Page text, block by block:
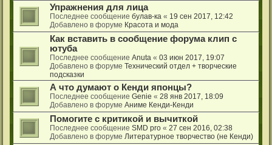
Упражнения для лица
Последнее сообщение булав-ка « 19 сен 2017, 12:42
Добавлено в форуме Красота и мода
Как вставить в сообщение форума клип с
ютуба
Последнее сообщение Anuta « 03 июн 2017, 19:07
Добавлено в форуме Технический отдел + творческие
подсказки
А что думают о Кенди японцы?
Последнее сообщение Genie « 28 янв 2017, 18:09
Добавлено в форуме Аниме Кенди-Кенди
Помогите с критикой и вычиткой
Последнее сообщение SMD pro « 27 сен 2016, 02:38
Добавлено в форуме Литературное творчество (не Кенди)